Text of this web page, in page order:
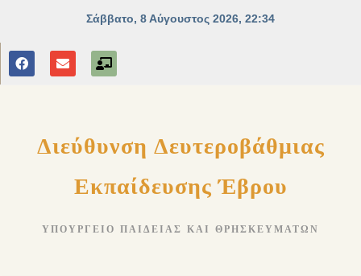
Διεύθυνση Δευτεροβάθμιας
Εκπαίδευσης Έβρου
ΥΠΟΥΡΓΕΊΟ ΠΑΙΔΕΊΑΣ ΚΑΙ ΘΡΗΣΚΕΥΜΆΤΩΝ